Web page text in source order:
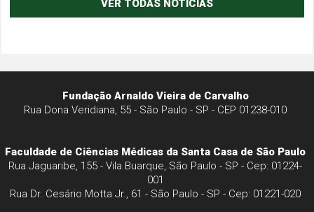
VER TODAS NOTÍCIAS
Fundação Arnaldo Vieira de Carvalho
Rua Dona Veridiana, 55 - São Paulo - SP - CEP 01238-010
Faculdade de Ciências Médicas da Santa Casa de São Paulo
Rua Jaguaribe, 155 - Vila Buarque, São Paulo - SP - Cep: 01224-
001
Rua Dr. Cesário Motta Jr., 61 - São Paulo - SP - Cep: 01221-020